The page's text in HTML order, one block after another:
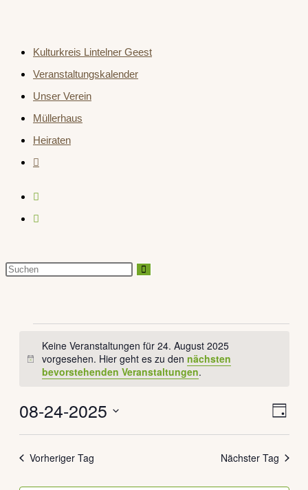
search
panel.
Kulturkreis Lintelner Geest
Veranstaltungskalender
Unser Verein
Müllerhaus
Heiraten
Website-
umschalten
Diese
für
2025
Hinweis
Keine Veranstaltungen für 24. August 2025
vorgesehen. Hier geht es zu dennächsten
bevorstehenden Veranstaltungen.
Tag
08-24-2025
Datum
wählen.
Vorheriger Tag Nächster Tag